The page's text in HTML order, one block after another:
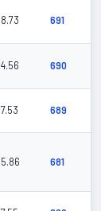
8.73 691
4.56 690
7.53 689
5.86 681